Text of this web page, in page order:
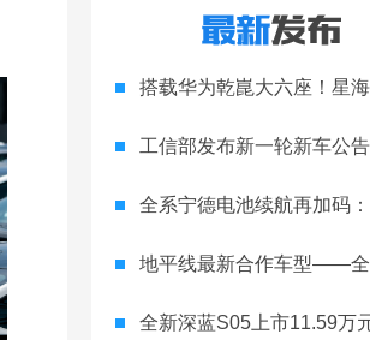
搭载华为乾崑大六座！星海V6 8月8日
工信部发布新一轮新车公告，埃安Ray 7
全系宁德电池续航再加码：2027款埃安RT上市，
地平线最新合作车型——全新深蓝S05正
全新深蓝S05上市11.59万元起，全球时尚激光智能SUV